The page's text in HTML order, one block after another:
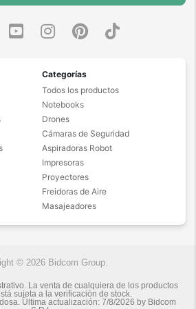
Categorías
Todos los productos
Notebooks
Drones
Cámaras de Seguridad
Aspiradoras Robot
Impresoras
Proyectores
Freidoras de Aire
Masajeadores
© 2026 Bidcom Group.
La venta de cualquiera de los productos
sujeta a la verificación de stock.
Última actualización: 7/8/2026 by Bidcom